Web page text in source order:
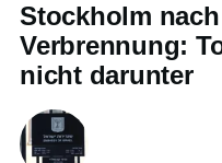
Stockholm
Verbrennung:
nicht darunter